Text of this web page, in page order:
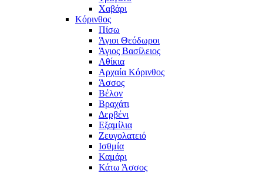
Χαβάρι
Κόρινθος
Πίσω
Άγιοι Θεόδωροι
Άγιος Βασίλειος
Αθίκια
Αρχαία Κόρινθος
Άσσος
Βέλον
Βραχάτι
Δερβένι
Εξαμίλια
Ζευγολατειό
Ισθμία
Καμάρι
Κάτω Άσσος